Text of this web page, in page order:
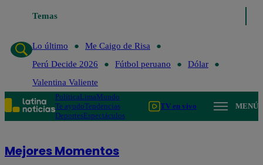
Temas
Lo último Me Caigo de Risa
Lo último
Me Caigo de Risa
Perú Decide 2026
Fútbol peruano
Dólar
Valentina Valiente
PolíticaLimaMundo
Te ayudoTendencias
DeportesEspectáculos
TV en vivo MENÚ
Mejores Momentos